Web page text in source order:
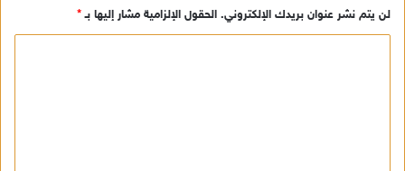
لن يتم نشر عنوان بريدك الإلكتروني. الحقول الإلزامية مشار إليها بـ*